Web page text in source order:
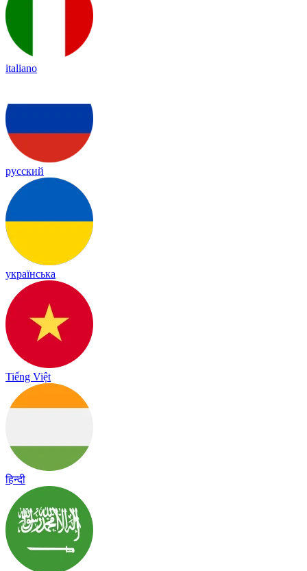
italiano
русский
українська
Tiếng Việt
हिन्दी